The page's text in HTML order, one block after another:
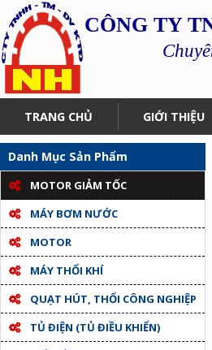
CÔNG TY
TRANG CHỦ GIỚI THIỆU
Danh Mục Sản Phẩm
MOTOR GIẢM TỐC
MÁY BƠM NƯỚC
MOTOR
MÁY THỔI KHÍ
QUẠT HÚT, THỔI CÔNG NGHIỆP
TỦ ĐIỆN (TỦ ĐIỀU KHIỂN)